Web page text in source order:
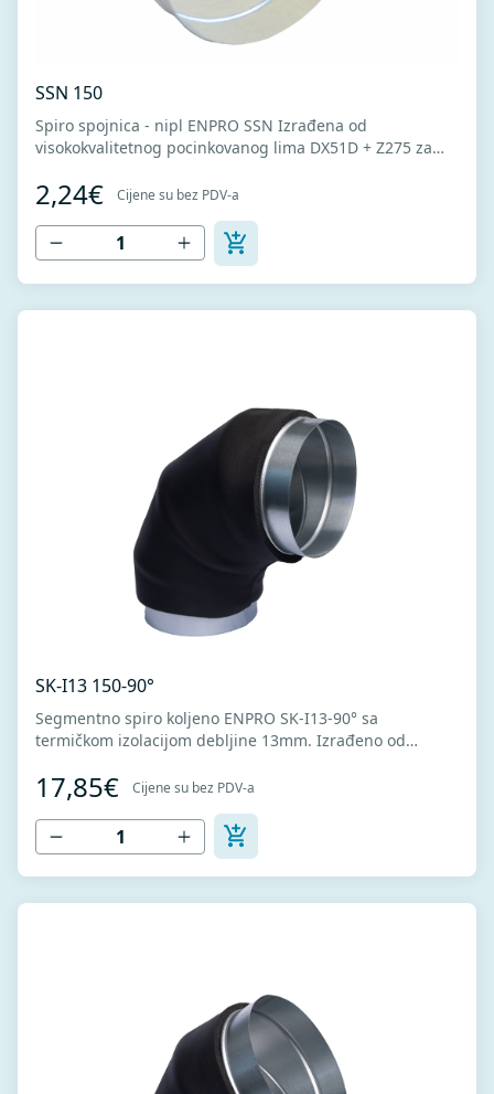
SSN 150
Spiro spojnica - nipl ENPRO SSN Izrađena od
visokokvalitetnog pocinkovanog lima DX51D + Z275 za
1506 I MEST EN 12237.
2,24€ Cijene su bez PDV-a
SK-I13 150-90°
Segmentno spiro koljeno ENPRO SK-I13-90° sa
termičkom izolacijom debljine 13mm. Izrađeno od
hladno oblikovanje. U skladu sa standardima MEST EN
1506 I MEST EN 12237.
17,85€ Cijene su bez PDV-a